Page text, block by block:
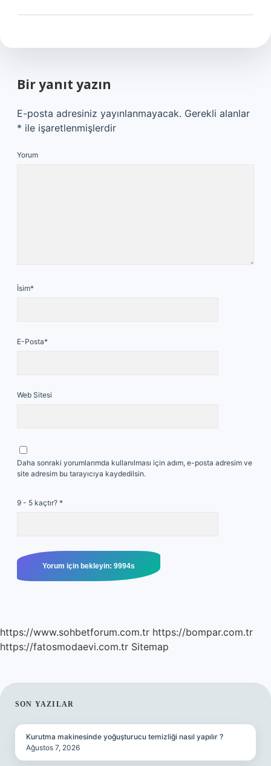
Bir yanıt yazın
E-posta adresiniz yayınlanmayacak. Gerekli alanlar
* ile işaretlenmişlerdir
Yorum
İsim*
E-Posta*
Web Sitesi
Daha sonraki yorumlarımda kullanılması için adım, e-posta adresim ve
site adresim bu tarayıcıya kaydedilsin.
9 - 5 kaçtır? *
https://www.sohbetforum.com.tr https://bompar.com.tr
https://fatosmodaevi.com.tr Sitemap
SIDEBAR
SON YAZILAR
Kurutma makinesinde yoğuşturucu temizliği nasıl yapılır ?
Ağustos 7, 2026